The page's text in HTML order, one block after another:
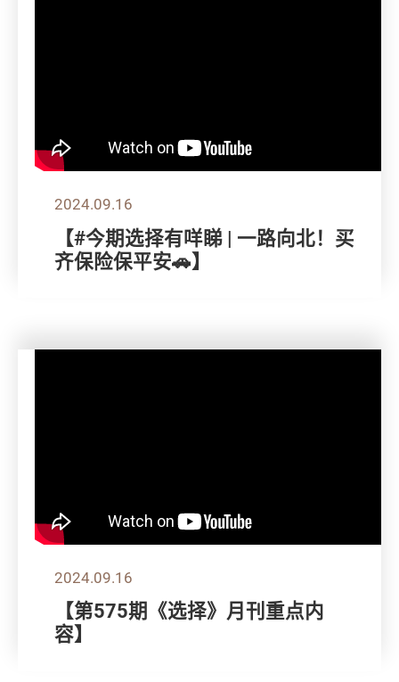
2024.09.16
【#今期选择有咩睇 | 一路向北！买
齐保险保平安🚗】
2024.09.16
【第575期《选择》月刊重点内
容】